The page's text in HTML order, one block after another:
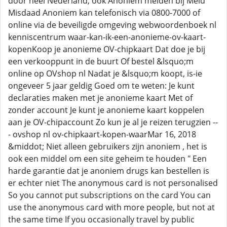
Misdaad Anoniem kan telefonisch via 0800-7000 of
online via de beveiligde omgeving webwoordenboek nl
kenniscentrum waar-kan-ik-een-anonieme-ov-kaart-
kopenKoop je anonieme OV-chipkaart Dat doe je bij
een verkooppunt in de buurt Of bestel &lsquo;m
online op OVshop nl Nadat je &lsquo;m koopt, is-ie
ongeveer 5 jaar geldig Goed om te weten: Je kunt
declaraties maken met je anonieme kaart Met of
zonder account Je kunt je anonieme kaart koppelen
aan je OV-chipaccount Zo kun je al je reizen terugzien --
- ovshop nl ov-chipkaart-kopen-waarMar 16, 2018
&middot; Niet alleen gebruikers zijn anoniem , het is
ook een middel om een site geheim te houden " Een
harde garantie dat je anoniem drugs kan bestellen is
er echter niet The anonymous card is not personalised
So you cannot put subscriptions on the card You can
use the anonymous card with more people, but not at
the same time If you occasionally travel by public